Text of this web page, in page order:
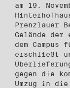
am 19.
Prenzlauer
Gelände der
dem
erschließt
gegen die
Umzug in